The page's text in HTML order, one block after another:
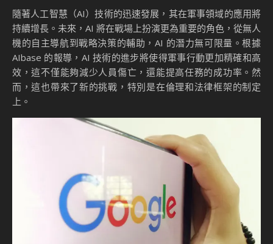
隨著人工智慧（AI）技術的迅速發展，其在軍事領域的應用將
持續增長。未來，AI 將在戰場上扮演更為重要的角色，從無人
機的自主導航到戰略決策的輔助，AI 的潛力無可限量。根據
AIbase 的報導，AI 技術的進步將使得軍事行動更加精確和高
效，這不僅能夠減少人員傷亡，還能提高任務的成功率。然
而，這也帶來了新的挑戰，特別是在倫理和法律框架的制定
上。